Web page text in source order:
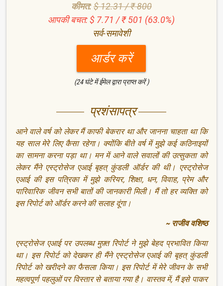
कीमत:$ 12.31 / ₹ 800
आपकी बचत: $ 7.71 / ₹ 501 (63.0%)
सर्व-समावेशी
आर्डर करें
(24 घंटे में ईमेल द्वारा प्राप्त करें )
प्रशंसापत्र
आने वाले वर्ष को लेकर मैं काफी बेकरार था और जानना चाहता था कि
यह साल मेरे लिए कैसा रहेगा। क्योंकि बीते वर्ष में मुझे कई कठिनाइयों
का सामना करना पड़ा था। मन में आने वाले सवालों की उत्सुकता को
लेकर मैंने एस्ट्रोसेज एआई बृहत् कुंडली ऑर्डर की थी। एस्ट्रोसेज
एआई की इस पत्रिका में मुझे करियर, शिक्षा, धन, विवाह, प्रेम और
पारिवारिक जीवन सभी बातों की जानकारी मिली। मैं तो हर व्यक्ति को
इस रिपोर्ट को ऑर्डर करने की सलाह दूंगा।
~ राजीव वशिष्ठ
एस्ट्रोसेज एआई पर उपलब्ध मुफ़्त रिपोर्ट ने मुझे बेहद प्रभावित किया
था। इस रिपोर्ट को देखकर ही मैंने एस्ट्रोसेज एआई की बृहत् कुंडली
रिपोर्ट को खरीदने का फैसला किया। इस रिपोर्ट में मेरे जीवन के सभी
महत्वपूर्ण पहलुओं पर विस्तार से बताया गया है। वास्तव में, मैं इसे पाकर